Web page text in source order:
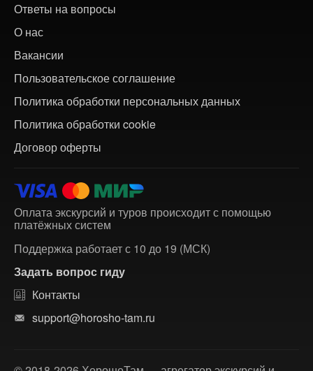
Ответы на вопросы
О нас
Вакансии
Пользовательское соглашение
Политика обработки персональных данных
Политика обработки cookie
Договор оферты
Оплата экскурсий и туров происходит с помощью
платёжных систем
Поддержка работает с 10 до 19 (МСК)
Задать вопрос гиду
Контакты
support@horosho-tam.ru